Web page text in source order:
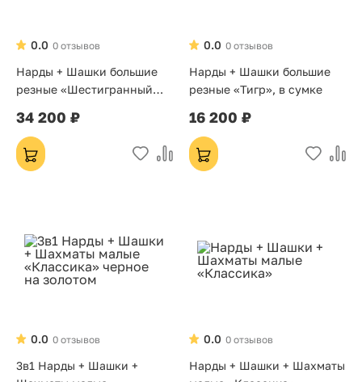
0 отзывов
0.0
Нарды + Шашки большие
резные «Шестигранный
34 200 ₽
0 отзывов
0.0
Нарды + Шашки большие
резные «Тигр», в сумке
16 200 ₽
0 отзывов
0.0
3в1 Нарды + Шашки +
0 отзывов
0.0
Нарды + Шашки + Шахматы